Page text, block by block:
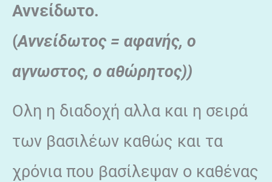
Αννείδωτο.
(Αννείδωτος = αφανής, ο
αγνωστος, ο αθώρητος))
Ολη η διαδοχή αλλα και η σειρά
των βασιλέων καθώς και τα
χρόνια που βασίλεψαν ο καθένας